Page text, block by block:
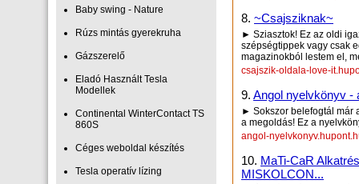
Baby swing - Nature
Rúzs mintás gyerekruha
Gázszerelő
Eladó Használt Tesla
Modellek
Continental WinterContact TS
860S
Céges weboldal készítés
Tesla operatív lízing
8. ~Csajsziknak~
► Sziasztok! Ez az oldi
szépségtippek vagy csak
magazinokból lestem el,
csajszik-oldala-love-
9. Angol nyelvkönyv -
► Sokszor belefogtál már
a megoldás! Ez a
angol-
10. MaTi-CaR
MISKOLCON...